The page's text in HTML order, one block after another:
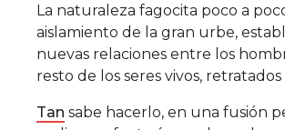
La naturaleza fagocita poco a
aislamiento de la gran urbe,
nuevas relaciones entre los
resto de los seres vivos,
Tan sabe hacerlo, en una fusión